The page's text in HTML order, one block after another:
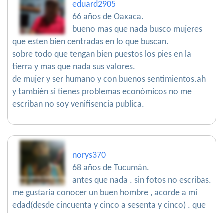
eduard2905
66 años de Oaxaca.
bueno mas que nada busco mujeres
que esten bien centradas en lo que buscan.
sobre todo que tengan bien puestos los pies en la
tierra y mas que nada sus valores.
de mujer y ser humano y con buenos sentimientos.ah
y también si tienes problemas económicos no me
escriban no soy venifisencia publica.
norys370
68 años de Tucumán.
antes que nada . sin fotos no escribas.
me gustaría conocer un buen hombre , acorde a mi
edad(desde cincuenta y cinco a sesenta y cinco) . que